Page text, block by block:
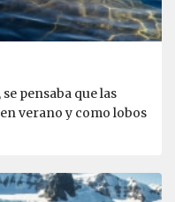
pensaba que las
verano y como lobos